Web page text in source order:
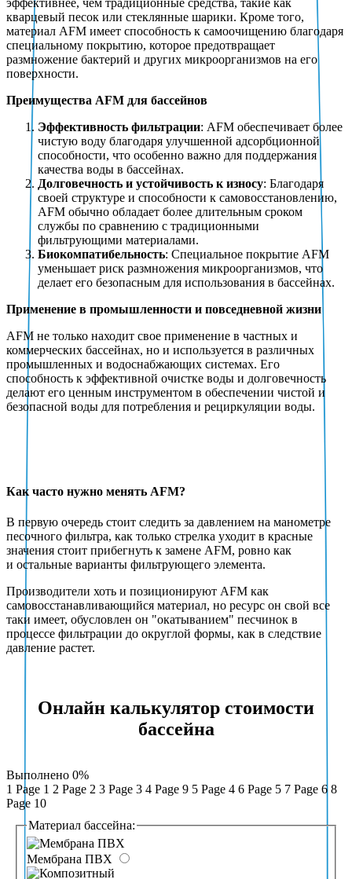
эффективнее, чем традиционные средства, такие как
кварцевый песок или стеклянные шарики. Кроме того,
материал AFM имеет способность к самоочищению благодаря
специальному покрытию, которое предотвращает
размножение бактерий и других микроорганизмов на его
поверхности.
Преимущества AFM для бассейнов
Эффективность фильтрации: AFM обеспечивает более
чистую воду благодаря улучшенной адсорбционной
способности, что особенно важно для поддержания
качества воды в бассейнах.
Долговечность и устойчивость к износу: Благодаря
своей структуре и способности к самовосстановлению,
AFM обычно обладает более длительным сроком
службы по сравнению с традиционными
фильтрующими материалами.
Биокомпатибельность: Специальное покрытие AFM
уменьшает риск размножения микроорганизмов, что
делает его безопасным для использования в бассейнах.
Применение в промышленности и повседневной жизни
AFM не только находит свое применение в частных и
коммерческих бассейнах, но и используется в различных
промышленных и водоснабжающих системах. Его
способность к эффективной очистке воды и долговечность
делают его ценным инструментом в обеспечении чистой и
безопасной воды для потребления и рециркуляции воды.
Как часто нужно менять AFM?
В первую очередь стоит следить за давлением на манометре
песочного фильтра, как только стрелка уходит в красные
значения стоит прибегнуть к замене AFM, ровно как
и остальные варианты фильтрующего элемента.
Производители хоть и позиционируют AFM как
самовосстанавливающийся материал, но ресурс он свой все
таки имеет, обусловлен он "окатыванием" песчинок в
процессе фильтрации до округлой формы, как в следствие
давление растет.
Онлайн калькулятор стоимости
бассейна
Выполнено 0%
1 Page 1 2 Page 2 3 Page 3 4 Page 9 5 Page 4 6 Page 5 7 Page 6 8
Page 10
Материал бассейна:
Мембрана ПВХ